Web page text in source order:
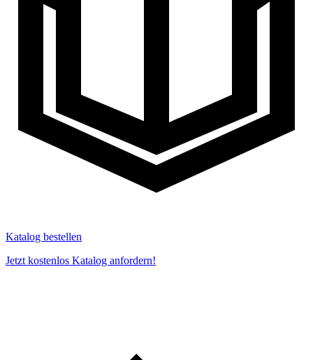
Katalog bestellen
Jetzt kostenlos Katalog anfordern!